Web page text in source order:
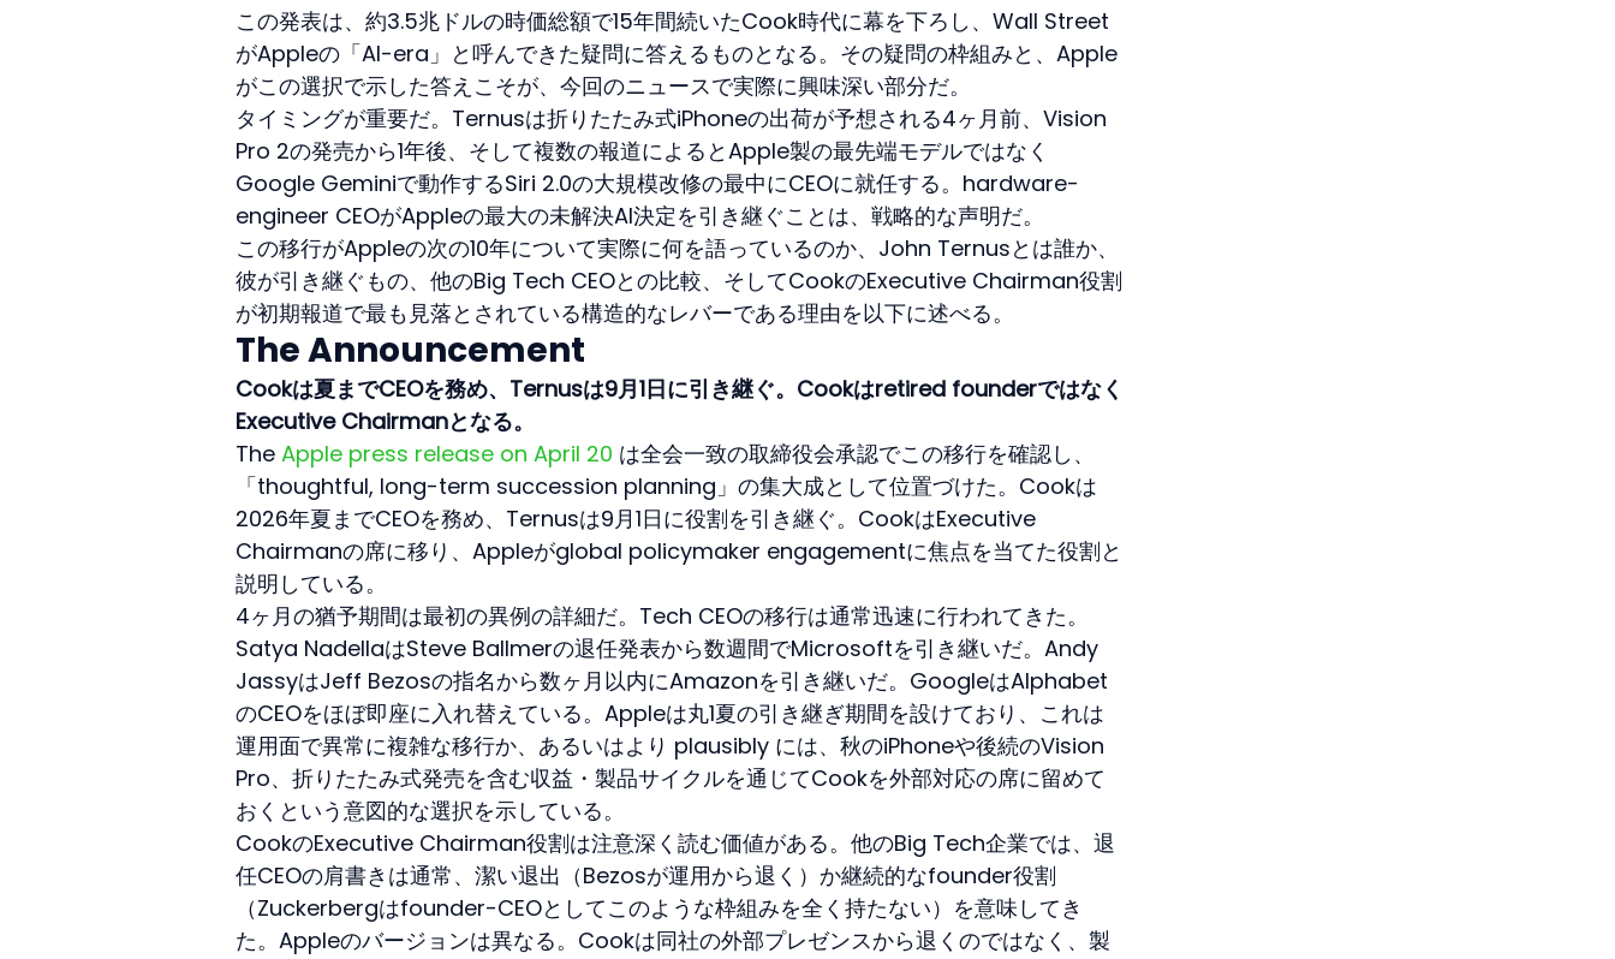
この発表は、約3.5兆ドルの時価総額で15年間続いたCook時代に幕を下ろし、Wall Street
がAppleの「AI-era」と呼んできた疑問に答えるものとなる。その疑問の枠組みと、Apple
がこの選択で示した答えこそが、今回のニュースで実際に興味深い部分だ。
タイミングが重要だ。Ternusは折りたたみ式iPhoneの出荷が予想される4ヶ月前、Vision
Pro 2の発売から1年後、そして複数の報道によるとApple製の最先端モデルではなく
Google Geminiで動作するSiri 2.0の大規模改修の最中にCEOに就任する。hardware-
engineer CEOがAppleの最大の未解決AI決定を引き継ぐことは、戦略的な声明だ。
この移行がAppleの次の10年について実際に何を語っているのか、John Ternusとは誰か、
彼が引き継ぐもの、他のBig Tech CEOとの比較、そしてCookのExecutive Chairman役割
が初期報道で最も見落とされている構造的なレバーである理由を以下に述べる。
The Announcement
Cookは夏までCEOを務め、Ternusは9月1日に引き継ぐ。Cookはretired founderではなく
Executive Chairmanとなる。
The Apple press release on April 20 は全会一致の取締役会承認でこの移行を確認し、
「thoughtful, long-term succession planning」の集大成として位置づけた。Cookは
2026年夏までCEOを務め、Ternusは9月1日に役割を引き継ぐ。CookはExecutive
Chairmanの席に移り、Appleがglobal policymaker engagementに焦点を当てた役割と
説明している。
4ヶ月の猶予期間は最初の異例の詳細だ。Tech CEOの移行は通常迅速に行われてきた。
Satya NadellaはSteve Ballmerの退任発表から数週間でMicrosoftを引き継いだ。Andy
JassyはJeff Bezosの指名から数ヶ月以内にAmazonを引き継いだ。GoogleはAlphabet
のCEOをほぼ即座に入れ替えている。Appleは丸1夏の引き継ぎ期間を設けており、これは
運用面で異常に複雑な移行か、あるいはより plausibly には、秋のiPhoneや後続のVision
Pro、折りたたみ式発売を含む収益・製品サイクルを通じてCookを外部対応の席に留めて
おくという意図的な選択を示している。
CookのExecutive Chairman役割は注意深く読む価値がある。他のBig Tech企業では、退
任CEOの肩書きは通常、潔い退出（Bezosが運用から退く）か継続的なfounder役割
（Zuckerbergはfounder-CEOとしてこのような枠組みを全く持たない）を意味してき
た。Appleのバージョンは異なる。Cookは同社の外部プレゼンスから退くのではなく、製